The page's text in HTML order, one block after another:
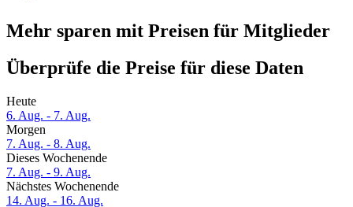
Mehr sparen mit Preisen für Mitglieder
Überprüfe die Preise für diese Daten
Heute
6. Aug. - 7. Aug.
Morgen
7. Aug. - 8. Aug.
Dieses Wochenende
7. Aug. - 9. Aug.
Nächstes Wochenende
14. Aug. - 16. Aug.